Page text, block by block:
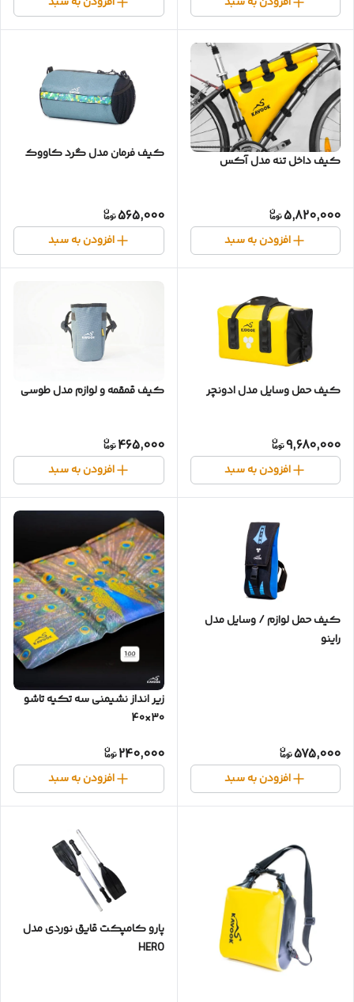
کیف داخل تنه مدل آکس
5,820,000
افزودن به سبد
کیف فرمان مدل گرد کاووک
565,000
افزودن به سبد
کیف حمل وسایل مدل ادونچر
9,680,000
افزودن به سبد
کیف قمقمه و لوازم مدل طوسی
465,000
افزودن به سبد
کیف حمل لوازم / وسایل مدل
راینو
575,000
افزودن به سبد
زیر انداز نشیمنی سه تکیه تاشو
30×40
240,000
افزودن به سبد
پارو کامپکت قایق نوردی مدل
HERO